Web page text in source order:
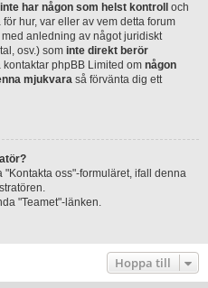
inte har någon som helst kontroll
och
hur, var eller av vem detta forum
anledning av något juridiskt
osv.) som inte direkt berör
phpBB Limited om någon
mjukvara så förvänta dig ett
oss"-formuläret, ifall denna
"Teamet"-länken.
Hoppa till